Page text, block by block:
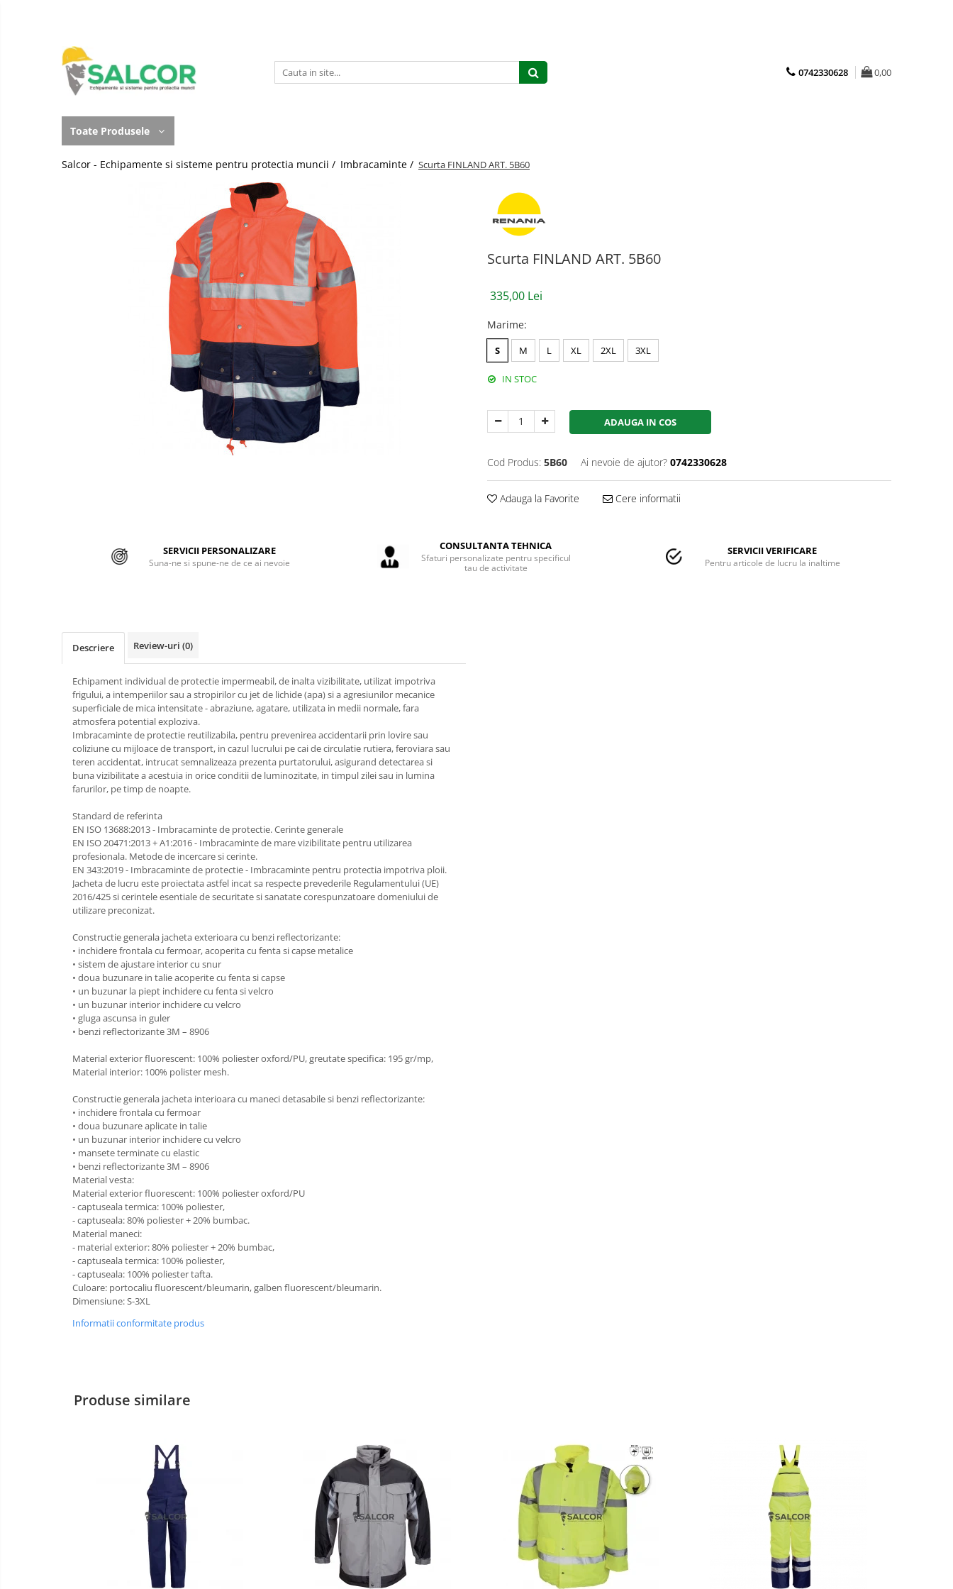
Toate Produsele
Imbracaminte
Articole unica folosinta
Accesorii alpinism utilitar
Mijloace de legatura
Opritoare de cadere
Puncte de ancorare
Sisteme de acces in canale
Incaltaminte
Pantofi de protectie
Sandale de protectie
Bocanci de protectie
Cizme de protectie
Incaltaminte alba de protectie
Incaltaminte ESD
Pantofi fara protectie
Protectie chimica
Manusi fibre speciale
Manusi fibre speciale impregnate
Manusi neopren
Manusi textil
Imbracaminte Outdoor
Curatenie si igiena
Protectia capului
Protectie auditiva
Protectie Respiratorie
Protectie vizuala
Semnalizare rutiera
0742330628 0,00
Toate Produsele
Salcor - Echipamente si sisteme pentru protectia muncii / Imbracaminte / Scurta FINLAND ART. 5B60
Scurta FINLAND ART. 5B60
335,00 Lei
Marime:
S M L XL 2XL 3XL
IN STOC
ADAUGA IN COS
Cod Produs: 5B60 Ai nevoie de ajutor? 0742330628
Adauga la Favorite Cere informatii
SERVICII PERSONALIZARE
Suna-ne si spune-ne de ce ai nevoie
CONSULTANTA TEHNICA
Sfaturi personalizate pentru specificul
tau de activitate
SERVICII VERIFICARE
Pentru articole de lucru la inaltime
Descriere Review-uri (0)
Echipament individual de protectie impermeabil, de inalta vizibilitate, utilizat impotriva
frigului, a intemperiilor sau a stropirilor cu jet de lichide (apa) si a agresiunilor mecanice
superficiale de mica intensitate - abraziune, agatare, utilizata in medii normale, fara
atmosfera potential exploziva.
Imbracaminte de protectie reutilizabila, pentru prevenirea accidentarii prin lovire sau
coliziune cu mijloace de transport, in cazul lucrului pe cai de circulatie rutiera, feroviara sau
teren accidentat, intrucat semnalizeaza prezenta purtatorului, asigurand detectarea si
buna vizibilitate a acestuia in orice conditii de luminozitate, in timpul zilei sau in lumina
farurilor, pe timp de noapte.
Standard de referinta
EN ISO 13688:2013 - Imbracaminte de protectie. Cerinte generale
EN ISO 20471:2013 + A1:2016 - Imbracaminte de mare vizibilitate pentru utilizarea
profesionala. Metode de incercare si cerinte.
EN 343:2019 - Imbracaminte de protectie - Imbracaminte pentru protectia impotriva ploii.
Jacheta de lucru este proiectata astfel incat sa respecte prevederile Regulamentului (UE)
2016/425 si cerintele esentiale de securitate si sanatate corespunzatoare domeniului de
utilizare preconizat.
Constructie generala jacheta exterioara cu benzi reflectorizante:
• inchidere frontala cu fermoar, acoperita cu fenta si capse metalice
• sistem de ajustare interior cu snur
• doua buzunare in talie acoperite cu fenta si capse
• un buzunar la piept inchidere cu fenta si velcro
• un buzunar interior inchidere cu velcro
• gluga ascunsa in guler
• benzi reflectorizante 3M – 8906
Material exterior fluorescent: 100% poliester oxford/PU, greutate specifica: 195 gr/mp,
Material interior: 100% polister mesh.
Constructie generala jacheta interioara cu maneci detasabile si benzi reflectorizante:
• inchidere frontala cu fermoar
• doua buzunare aplicate in talie
• un buzunar interior inchidere cu velcro
• mansete terminate cu elastic
• benzi reflectorizante 3M – 8906
Material vesta:
Material exterior fluorescent: 100% poliester oxford/PU
- captuseala termica: 100% poliester,
- captuseala: 80% poliester + 20% bumbac.
Material maneci:
- material exterior: 80% poliester + 20% bumbac,
- captuseala termica: 100% poliester,
- captuseala: 100% poliester tafta.
Culoare: portocaliu fluorescent/bleumarin, galben fluorescent/bleumarin.
Dimensiune: S-3XL
Informatii conformitate produs
Produse similare